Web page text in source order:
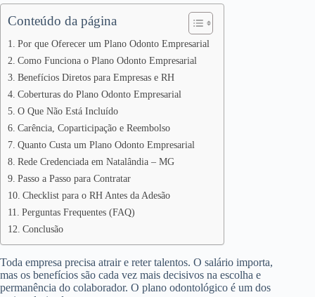
Conteúdo da página
Por que Oferecer um Plano Odonto Empresarial
Como Funciona o Plano Odonto Empresarial
Benefícios Diretos para Empresas e RH
Coberturas do Plano Odonto Empresarial
O Que Não Está Incluído
Carência, Coparticipação e Reembolso
Quanto Custa um Plano Odonto Empresarial
Rede Credenciada em Natalândia – MG
Passo a Passo para Contratar
Checklist para o RH Antes da Adesão
Perguntas Frequentes (FAQ)
Conclusão
Toda empresa precisa atrair e reter talentos. O salário importa,
mas os benefícios são cada vez mais decisivos na escolha e
permanência do colaborador. O plano odontológico é um dos